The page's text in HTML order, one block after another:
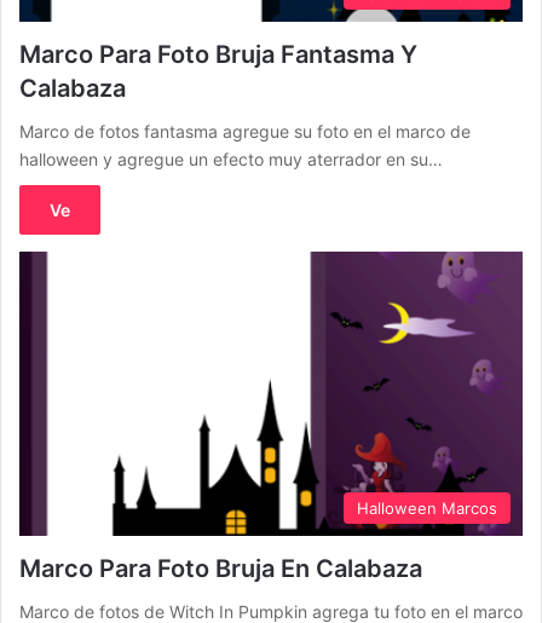
Marco Para Foto Bruja Fantasma Y
Calabaza
Marco de fotos fantasma agregue su foto en el marco de
halloween y agregue un efecto muy aterrador en su…
Ve
Halloween Marcos
Marco Para Foto Bruja En Calabaza
Marco de fotos de Witch In Pumpkin agrega tu foto en el marco